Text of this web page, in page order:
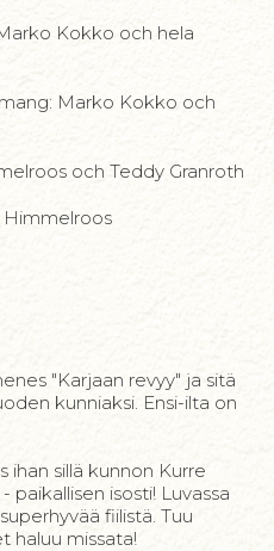
Kokko och hela
Marko Kokko och
och Teddy Granroth
Himmelroos
"Karjaan revyy" ja sitä
kunniaksi. Ensi-ilta on
sillä kunnon Kurre
paikallisen isosti! Luvassa
fiilistä. Tuu
haluu missata!